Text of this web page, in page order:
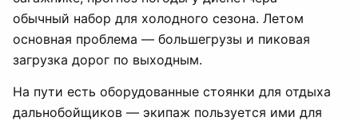
обычный набор для холодного сезона. Летом
основная проблема — большегрузы и пиковая
загрузка дорог по выходным.
На пути есть оборудованные стоянки для отдыха
дальнобойщиков — экипаж пользуется ими для